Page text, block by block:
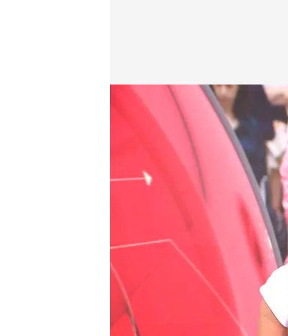
Las noticias, de la mano de Alba Lago
Redacción digital Noticias
04 JUN 2025 - 15:19h.
La comparecencia
irrupción de los
El reparto de
Compartir
Leire Díez y su